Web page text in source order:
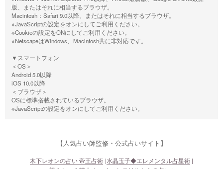
版、またはそれに相当するブラウザ。
Macintosh：Safari 9.0以降、またはそれに相当するブラウザ。
※JavaScriptの設定をオンにしてご利用ください。
※Cookieの設定をONにしてご利用ください。
※NetscapeはWindows、Macintosh共に非対応です。
▼スマートフォン
＜OS＞
Android 5.0以降
iOS 10.0以降
＜ブラウザ＞
OSに標準搭載されているブラウザ。
※JavaScriptの設定をオンにしてご利用ください。
【人気占い師監修・公式占いサイト】
木下レオンの占い 帝王占術 水晶玉子◆エレメンタル占星術